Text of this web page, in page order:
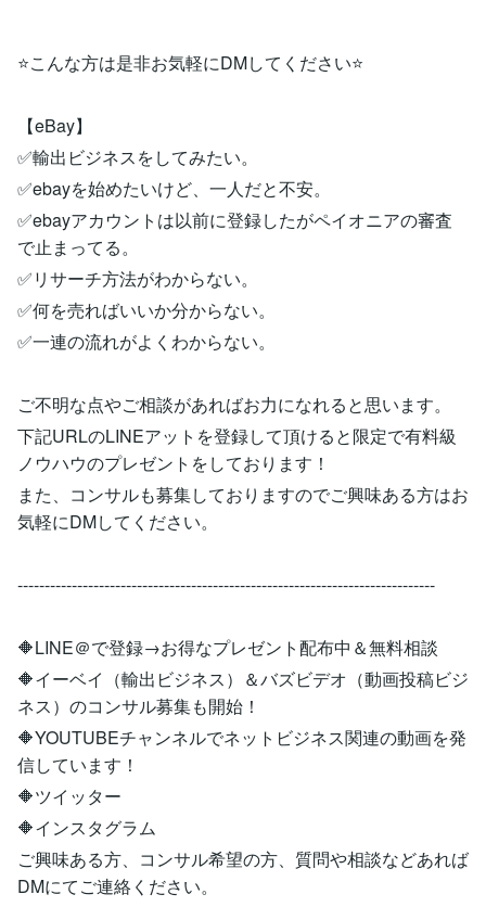
⭐こんな方は是非お気軽にDMしてください⭐
【eBay】
✅輸出ビジネスをしてみたい。
✅ebayを始めたいけど、一人だと不安。
✅ebayアカウントは以前に登録したがペイオニアの審査
で止まってる。
✅リサーチ方法がわからない。
✅何を売ればいいか分からない。
✅一連の流れがよくわからない。
ご不明な点やご相談があればお力になれると思います。
下記URLのLINEアットを登録して頂けると限定で有料級
ノウハウのプレゼントをしております！
また、コンサルも募集しておりますのでご興味ある方はお
気軽にDMしてください。
-----------------------------------------------------------------------------
🔶LINE＠で登録→お得なプレゼント配布中＆無料相談
🔶イーベイ（輸出ビジネス）＆バズビデオ（動画投稿ビジ
ネス）のコンサル募集も開始！
🔶YOUTUBEチャンネルでネットビジネス関連の動画を発
信しています！
🔶ツイッター
🔶インスタグラム
ご興味ある方、コンサル希望の方、質問や相談などあれば
DMにてご連絡ください。